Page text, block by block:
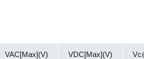
VAC[Max](V) VDC[Max](V)